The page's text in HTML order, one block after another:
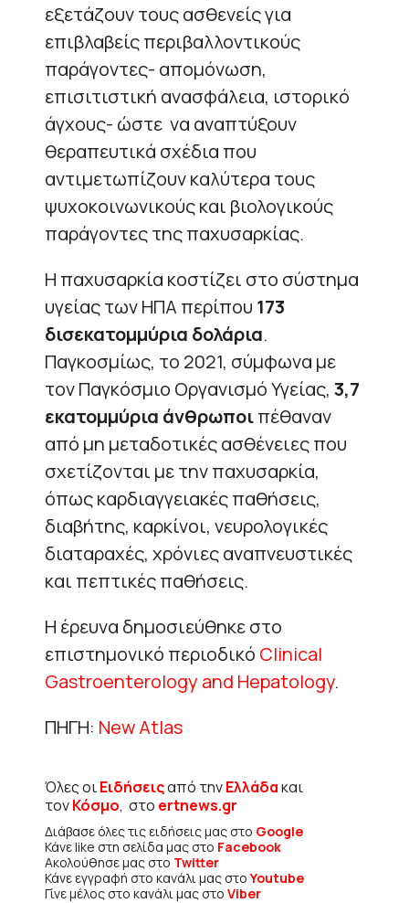
εξετάζουν τους ασθενείς για
επιβλαβείς περιβαλλοντικούς
παράγοντες- απομόνωση,
επισιτιστική ανασφάλεια, ιστορικό
άγχους- ώστε να αναπτύξουν
θεραπευτικά σχέδια που
αντιμετωπίζουν καλύτερα τους
ψυχοκοινωνικούς και βιολογικούς
παράγοντες της παχυσαρκίας.
Η παχυσαρκία κοστίζει στο σύστημα
υγείας των ΗΠΑ περίπου 173
δισεκατομμύρια δολάρια.
Παγκοσμίως, το 2021, σύμφωνα με
τον Παγκόσμιο Οργανισμό Υγείας, 3,7
εκατομμύρια άνθρωποιπέθαναν
από μη μεταδοτικές ασθένειες που
σχετίζονται με την παχυσαρκία,
όπως καρδιαγγειακές παθήσεις,
διαβήτης, καρκίνοι, νευρολογικές
διαταραχές, χρόνιες αναπνευστικές
και πεπτικές παθήσεις.
Η έρευνα δημοσιεύθηκε στο
επιστημονικό περιοδικό Clinical
Gastroenterology and Hepatology.
ΠΗΓΗ: New Atlas
Όλες οιΕιδήσειςαπό τηνΕλλάδακαι
τονΚόσμο, στο ertnews.gr
Διάβασε όλες τις ειδήσεις μας στο Google
Κάνε like στη σελίδα μας στο Facebook
Ακολούθησε μας στο Twitter
Κάνε εγγραφή στο κανάλι μας στοYoutube
Γίνε μέλος στο κανάλι μας στο Viber